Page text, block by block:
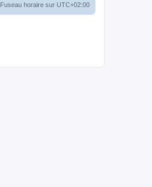
Fuseau horaire sur UTC+02:00